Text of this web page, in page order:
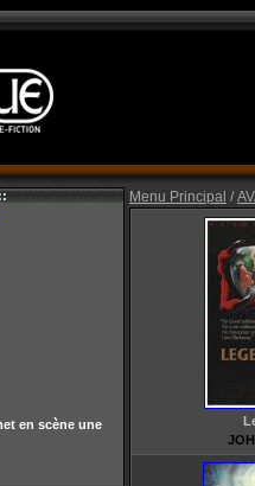
en scène une
Menu Principal /